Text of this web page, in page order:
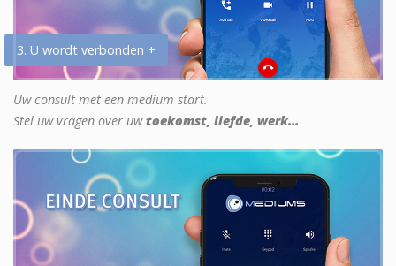
3. U wordt verbonden +
Uw consult met een medium start.
Stel uw vragen over uwtoekomst, liefde, werk...